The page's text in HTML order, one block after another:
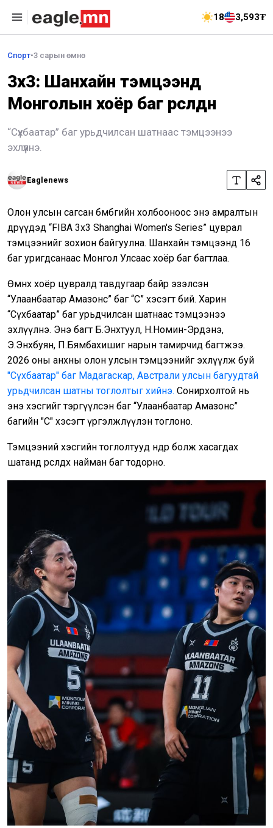
18 3,593₮
Спорт•3 сарын өмнө
3x3: Шанхайн тэмцээнд
Монголын хоёр баг өрсөлдөнө
“Сүхбаатар” баг урьдчилсан шатнаас тэмцээнээ
эхлүүлнэ.
Eaglenews
Олон улсын сагсан бөмбөгийн холбооноос энэ амралтын
өдрүүдэд “FIBA 3x3 Shanghai Women's Series” цуврал
тэмцээнийг зохион байгуулна. Шанхайн тэмцээнд 16
баг уригдсанаас Монгол Улсаас хоёр баг багтлаа.
Өмнөх хоёр цувралд тавдугаар байр эзэлсэн
“Улаанбаатар Амазонс” баг “С” хэсэгт бий. Харин
“Сүхбаатар” баг урьдчилсан шатнаас тэмцээнээ
эхлүүлнэ. Энэ багт Б.Энхтуул, Н.Номин-Эрдэнэ,
Э.Энхбуян, П.Бямбахишиг нарын тамирчид багтжээ.
2026 оны анхны олон улсын тэмцээнийг эхлүүлж буй
"Сүхбаатар" баг Мадагаскар, Австрали улсын багуудтай
урьдчилсан шатны тоглолтыг хийнэ. Сонирхолтой нь
энэ хэсгийг тэргүүлсэн баг “Улаанбаатар Амазонс”
багийн "С" хэсэгт үргэлжлүүлэн тоглоно.
Тэмцээний хэсгийн тоглолтууд өнөөдөр болж хасагдах
шатанд өрсөлдөх найман баг тодорно.